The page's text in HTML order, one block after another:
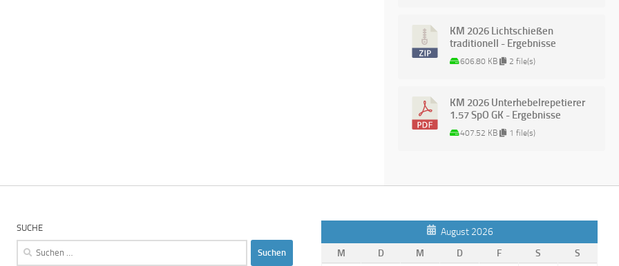
KM 2026 Lichtschießen
traditionell - Ergebnisse
606.80 KB 2 file(s)
KM 2026 Unterhebelrepetierer
1.57 SpO GK - Ergebnisse
407.52 KB 1 file(s)
SUCHE
Suchen
August 2026
M
D M D F S S